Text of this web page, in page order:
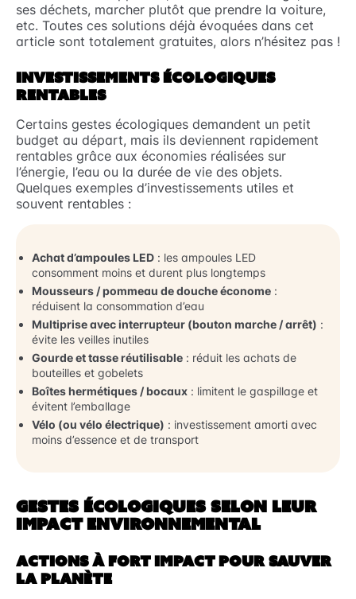
ses déchets, marcher plutôt que prendre la voiture,
etc. Toutes ces solutions déjà évoquées dans cet
article sont totalement gratuites, alors n’hésitez pas !
INVESTISSEMENTS ÉCOLOGIQUES
RENTABLES
Certains gestes écologiques demandent un petit
budget au départ, mais ils deviennent rapidement
rentables grâce aux économies réalisées sur
l’énergie, l’eau ou la durée de vie des objets.
Quelques exemples d’investissements utiles et
souvent rentables :
Achat d’ampoules LED : les ampoules LED
consomment moins et durent plus longtemps
Mousseurs / pommeau de douche économe :
réduisent la consommation d’eau
Multiprise avec interrupteur (bouton marche / arrêt) :
évite les veilles inutiles
Gourde et tasse réutilisable : réduit les achats de
bouteilles et gobelets
Boîtes hermétiques / bocaux : limitent le gaspillage et
évitent l’emballage
Vélo (ou vélo électrique) : investissement amorti avec
moins d’essence et de transport
GESTES ÉCOLOGIQUES SELON LEUR
IMPACT ENVIRONNEMENTAL
ACTIONS À FORT IMPACT POUR SAUVER
LA PLANÈTE